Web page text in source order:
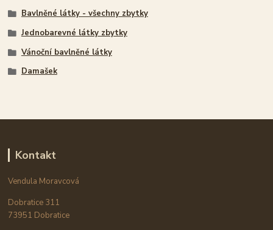
Bavlněné látky - všechny zbytky
Jednobarevné látky zbytky
Vánoční bavlněné látky
Damašek
Kontakt
Vendula Moravcová
Dobratice 311
73951 Dobratice